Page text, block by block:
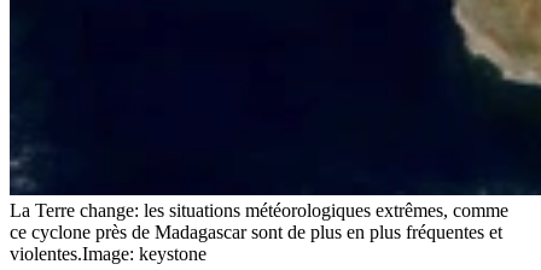
La Terre change: les situations météorologiques extrêmes, comme
ce cyclone près de Madagascar sont de plus en plus fréquentes et
violentes.Image: keystone